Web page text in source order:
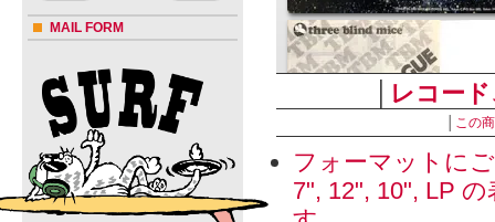
MAIL FORM
レコー
この
フォーマットに
7", 12", 10", LP